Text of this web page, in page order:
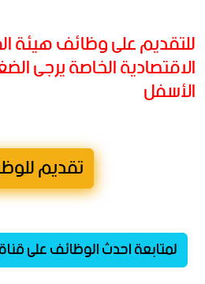
للتقديم على وظائف هيئة
الاقتصادية الخاصة يرجى
الأسفل
تقديم
لمتابعة احدث الوظائف على